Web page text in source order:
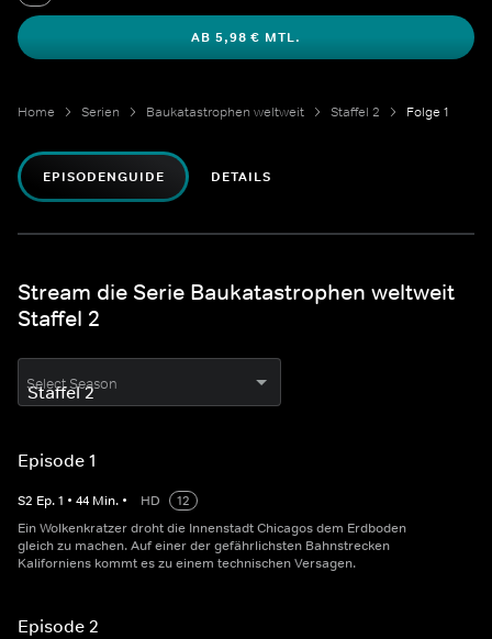
AB 5,98 € MTL.
Home Serien Baukatastrophen weltweit Staffel 2 Folge 1
EPISODENGUIDE DETAILS
Stream die Serie Baukatastrophen weltweit
Staffel 2
Select Season
Episode 1
S2 Ep.1 • 44 Min. • HD
12
Ein Wolkenkratzer droht die Innenstadt Chicagos dem Erdboden
gleich zu machen. Auf einer der gefährlichsten Bahnstrecken
Kaliforniens kommt es zu einem technischen Versagen.
Episode 2